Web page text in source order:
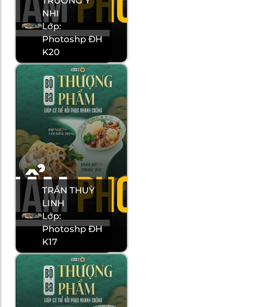
NHI
Lớp:
Photoshp ĐH
K20
TRẦN THUỲ
LINH
Lớp:
Photoshp ĐH
K17